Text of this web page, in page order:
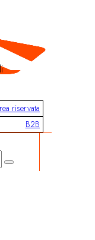
riservata
B2B